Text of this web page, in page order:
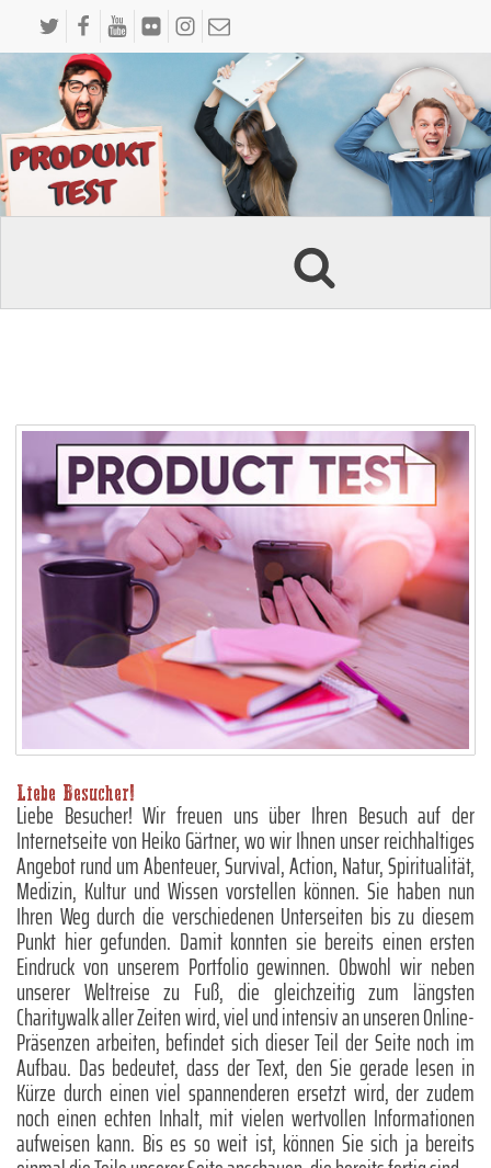
Liebe Besucher!
Liebe Besucher! Wir freuen uns über Ihren Besuch auf der
Internetseite von Heiko Gärtner, wo wir Ihnen unser reichhaltiges
Angebot rund um Abenteuer, Survival, Action, Natur, Spiritualität,
Medizin, Kultur und Wissen vorstellen können. Sie haben nun
Ihren Weg durch die verschiedenen Unterseiten bis zu diesem
Punkt hier gefunden. Damit konnten sie bereits einen ersten
Eindruck von unserem Portfolio gewinnen. Obwohl wir neben
unserer Weltreise zu Fuß, die gleichzeitig zum längsten
Charitywalk aller Zeiten wird, viel und intensiv an unseren Online-
Präsenzen arbeiten, befindet sich dieser Teil der Seite noch im
Aufbau. Das bedeutet, dass der Text, den Sie gerade lesen in
Kürze durch einen viel spannenderen ersetzt wird, der zudem
noch einen echten Inhalt, mit vielen wertvollen Informationen
aufweisen kann. Bis es so weit ist, können Sie sich ja bereits